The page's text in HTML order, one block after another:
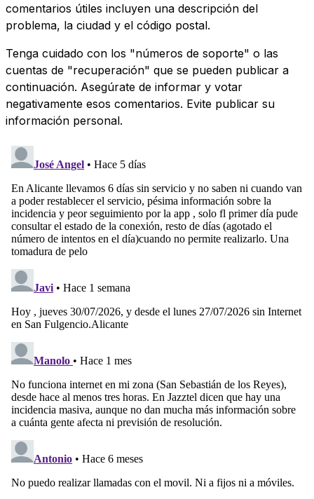
comentarios útiles incluyen una descripción del
problema, la ciudad y el código postal.
Tenga cuidado con los "números de soporte" o las
cuentas de "recuperación" que se pueden publicar a
continuación. Asegúrate de informar y votar
negativamente esos comentarios. Evite publicar su
información personal.